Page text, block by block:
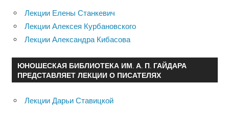
Лекции Елены Станкевич
Лекции Алексея Курбановского
Лекции Александра Кибасова
ЮНОШЕСКАЯ БИБЛИОТЕКА ИМ. А. П. ГАЙДАРА
ПРЕДСТАВЛЯЕТ ЛЕКЦИИ О ПИСАТЕЛЯХ
Лекции Дарьи Ставицкой